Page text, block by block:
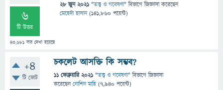
6
টি উত্তর
43,681 বার দেখা হয়েছে
28 জুন 2021 "তত্ত্ব ও গবেষণা" বিভাগে জিজ্ঞাসাকরেছেন
মেহেদী হাসান (141,860 পয়েন্ট)
+4
টি ভোট
চকলেট আসক্তি কি সম্ভব?
11 ফেব্রুয়ারি 2021 "তত্ত্ব ও গবেষণা" বিভাগে জিজ্ঞাসা
করেছেননোশিন মাহি (7,940 পয়েন্ট)